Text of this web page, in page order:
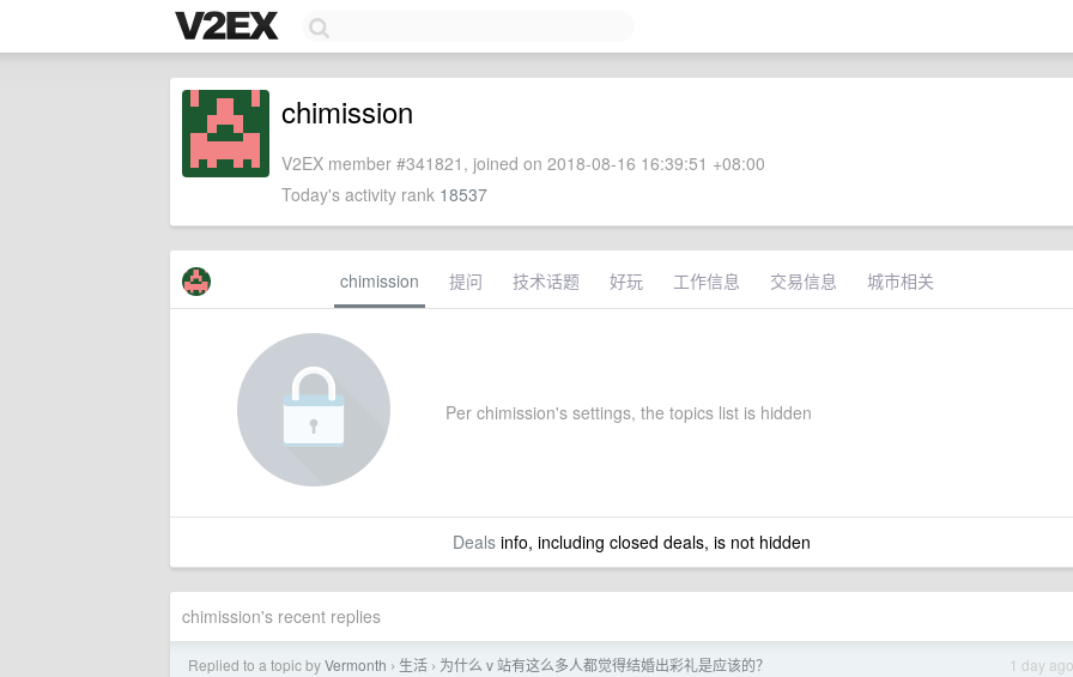
chimission
V2EX member #341821, joined on 2018-08-16 16:39:51 +08:00
Today's activity rank 18537
chimission 提问 技术话题 好玩 工作信息 交易信息 城市相关
Per chimission's settings, the topics list is hidden
Dealsinfo, including closed deals, is not hidden
chimission's recent replies
1 day ago
Replied to a topic byVermonth › 生活 › 为什么 v 站有这么多人都觉得结婚出彩礼是应该的？